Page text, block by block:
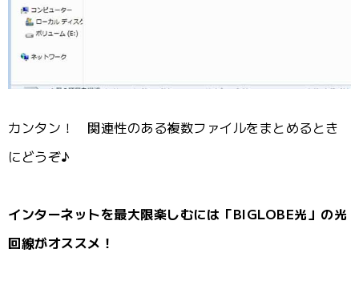
カンタン！ 関連性のある複数ファイルをまとめるとき
にどうぞ♪
インターネットを最大限楽しむには「BIGLOBE光」の光
回線がオススメ！